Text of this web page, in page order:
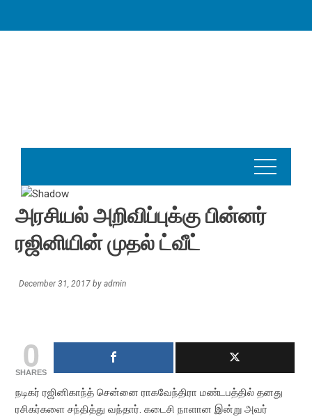
அரசியல் அறிவிப்புக்கு பின்னர்
ரஜினியின் முதல் ட்வீட்
December 31, 2017 byadmin
0
SHARES
நடிகர் ரஜினிகாந்த் சென்னை ராகவேந்திரா மண்டபத்தில் தனது
ரசிகர்களை சந்தித்து வந்தார். கடைசி நாளான இன்று அவர்